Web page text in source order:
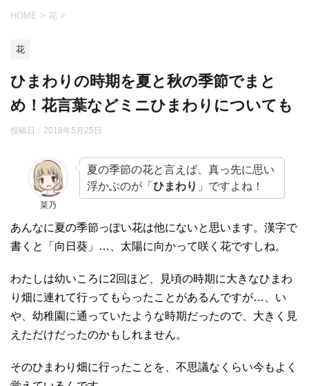
HOME > 花 >
花
ひまわりの時期を夏と秋の季節でまと
め！花言葉などミニひまわりについても
投稿日： 2018年5月25日
菜乃
夏の季節の花と言えば、真っ先に思い
浮かぶのが「 ひまわり 」ですよね！
あんなに夏の季節っぽい花は他にないと思います。漢字で
書くと「向日葵」…、太陽に向かって咲く花ですしね。
わたしは幼いころに2回ほど、見頃の時期に大きなひまわ
り畑に連れて行ってもらったことがあるんですが…、い
や、幼稚園に通っていたような時期だったので、大きく見
えただけだったのかもしれません。
そのひまわり畑に行ったことを、不思議なくらい今もよく